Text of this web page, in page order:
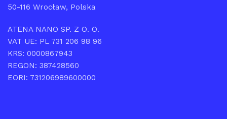
50-116 Wrocław, Polska
ATENA NANO SP. Z O. O.
VAT UE: PL 731 206 98 96
KRS: 0000867943
REGON: 387428560
EORI: 731206989600000